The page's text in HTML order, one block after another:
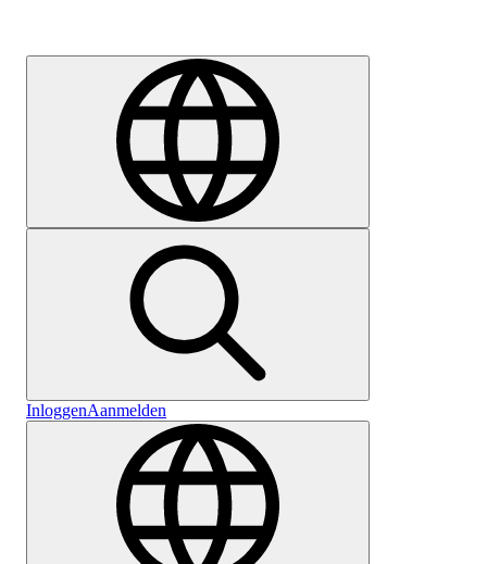
InloggenAanmelden